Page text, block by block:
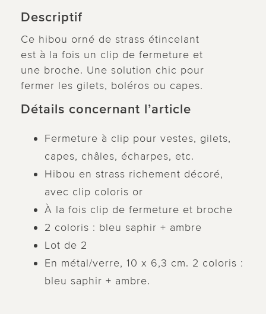
Descriptif
Ce hibou orné de strass étincelant
est à la fois un clip de fermeture et
une broche. Une solution chic pour
fermer les gilets, boléros ou capes.
Détails concernant l’article
Fermeture à clip pour vestes, gilets,
capes, châles, écharpes, etc.
Hibou en strass richement décoré,
avec clip coloris or
À la fois clip de fermeture et broche
2 coloris : bleu saphir + ambre
Lot de 2
En métal/verre, 10 x 6,3 cm. 2 coloris :
bleu saphir + ambre.